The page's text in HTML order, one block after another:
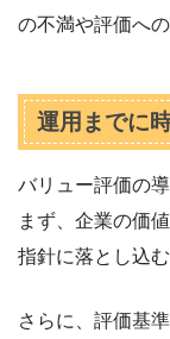
の不満や評価へ
運用までに
バリュー評価の
まず、企業の価
指針に落とし込
さらに、評価基